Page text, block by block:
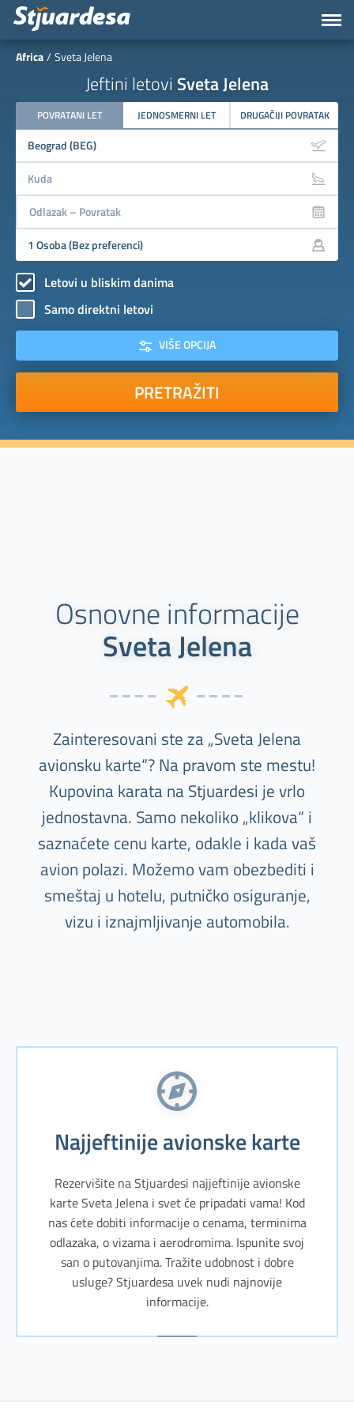
Africa Sveta Jelena
Jeftini letovi Sveta Jelena
POVRATANI LET JEDNOSMERNI LET DRUGAČIJI POVRATAK
Letovi u bliskim danima
Samo direktni letovi
VIŠE OPCIJA
PRETRAŽITI
Osnovne informacije
Sveta Jelena
Zainteresovani ste za „Sveta Jelena
avionsku karte“? Na pravom ste mestu!
Kupovina karata na Stjuardesi je vrlo
jednostavna. Samo nekoliko „klikova“ i
saznaćete cenu karte, odakle i kada vaš
avion polazi. Možemo vam obezbediti i
smeštaj u hotelu, putničko osiguranje,
vizu i iznajmljivanje automobila.
Najjeftinije avionske karte
Rezervišite na Stjuardesi najjeftinije avionske
karte Sveta Jelena i svet će pripadati vama! Kod
nas ćete dobiti informacije o cenama, terminima
odlazaka, o vizama i aerodromima. Ispunite svoj
san o putovanjima. Tražite udobnost i dobre
usluge? Stjuardesa uvek nudi najnovije
informacije.